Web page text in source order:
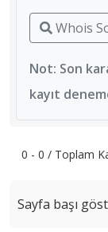
Whois
Not: Son
kayıt
0 - 0 / Toplam
Sayfa başı